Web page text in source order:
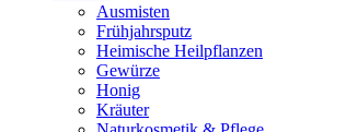
Ausmisten
Frühjahrsputz
Heimische Heilpflanzen
Gewürze
Honig
Kräuter